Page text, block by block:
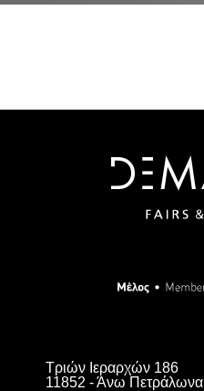
Τριών Ιεραρχών 186
11852 - Άνω Πετράλωνα